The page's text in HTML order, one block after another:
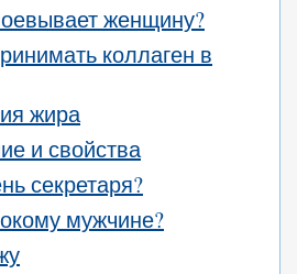
женщину?
коллаген в
жира
и свойства
секретаря?
мужчине?